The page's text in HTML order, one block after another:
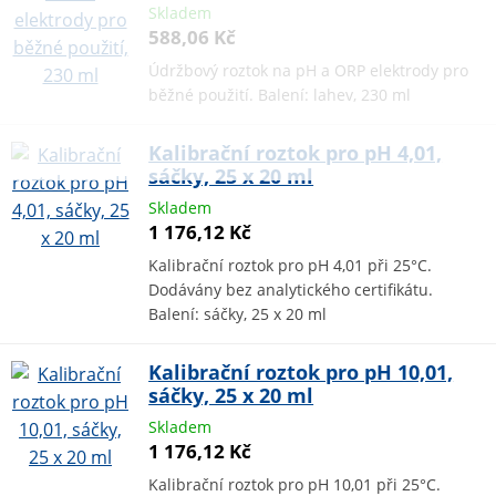
Skladem
588,06 Kč
Údržbový roztok na pH a ORP elektrody pro
běžné použití. Balení: lahev, 230 ml
Kalibrační roztok pro pH 4,01,
sáčky, 25 x 20 ml
Skladem
1 176,12 Kč
Kalibrační roztok pro pH 4,01 při 25°C.
Dodávány bez analytického certifikátu.
Balení: sáčky, 25 x 20 ml
Kalibrační roztok pro pH 10,01,
sáčky, 25 x 20 ml
Skladem
1 176,12 Kč
Kalibrační roztok pro pH 10,01 při 25°C.